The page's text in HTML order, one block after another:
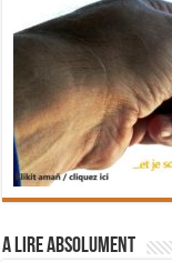
A lire absolument